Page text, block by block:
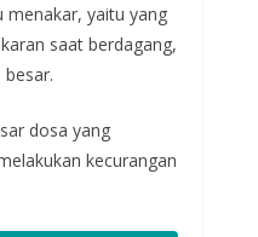
menakar, yaitu yang
saat berdagang,
dosa yang
kecurangan